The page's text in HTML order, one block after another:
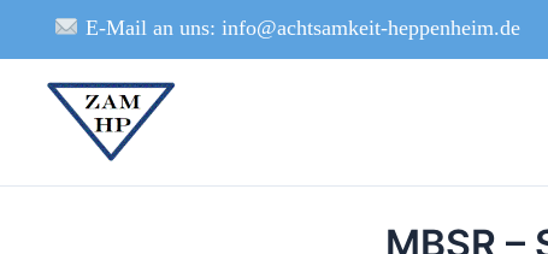
springen
E-Mail an uns: info@achtsamkeit-heppenheim.de
MBSR